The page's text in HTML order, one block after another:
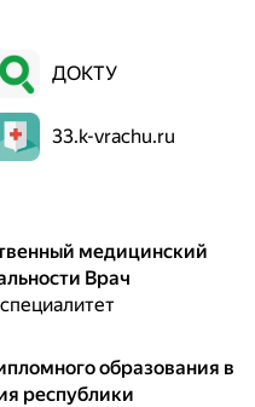
ДОКТУ
33.k-vrachu.ru
Врач
республики